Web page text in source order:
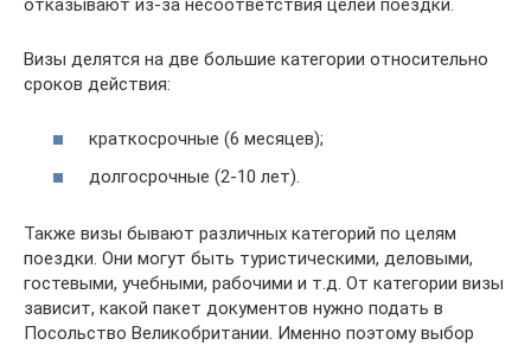
Визы делятся на две большие категории относительно
сроков действия:
краткосрочные (6 месяцев);
долгосрочные (2-10 лет).
Также визы бывают различных категорий по целям
поездки. Они могут быть туристическими, деловыми,
гостевыми, учебными, рабочими и т.д. От категории визы
зависит, какой пакет документов нужно подать в
Посольство Великобритании. Именно поэтому выбор